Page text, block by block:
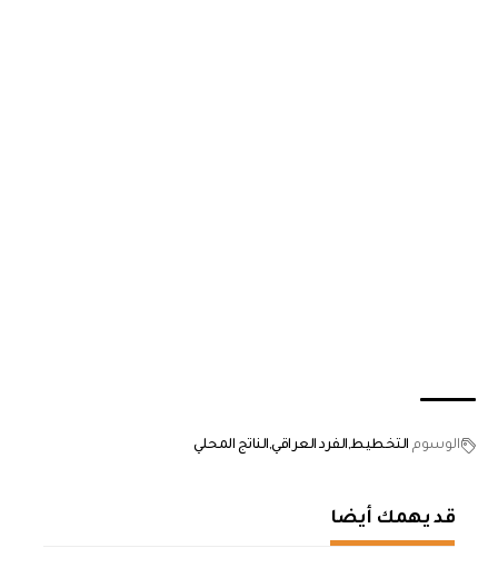
الوسوم التخطيط الفرد العراقي الناتج المحلي
قد يهمك أيضا